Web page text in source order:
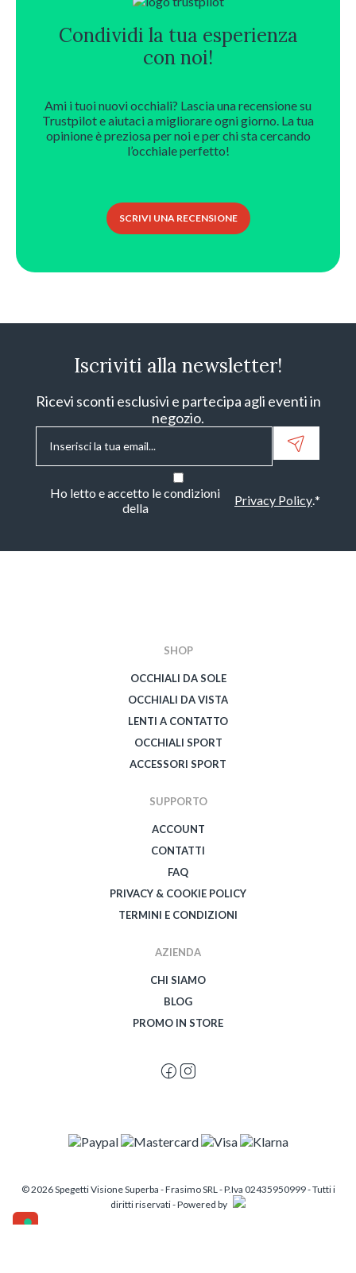
prodotto
Condividi la tua esperienza
con noi!
Ami i tuoi nuovi occhiali? Lascia una recensione su
Trustpilot e aiutaci a migliorare ogni giorno. La tua
opinione è preziosa per noi e per chi sta cercando
l’occhiale perfetto!
SCRIVI UNA RECENSIONE
Iscriviti alla newsletter!
Ricevi sconti esclusivi e partecipa agli eventi in
negozio.
Email*
Consenso*
Ho letto e accetto le condizioni
della
Privacy Policy.*
SHOP
OCCHIALI DA SOLE
OCCHIALI DA VISTA
LENTI A CONTATTO
OCCHIALI SPORT
ACCESSORI SPORT
SUPPORTO
ACCOUNT
CONTATTI
FAQ
PRIVACY & COOKIE POLICY
TERMINI E CONDIZIONI
AZIENDA
CHI SIAMO
BLOG
PROMO IN STORE
© 2026 Spegetti Visione Superba - Frasimo SRL - P.Iva 02435950999 - Tutti i
diritti riservati - Powered by